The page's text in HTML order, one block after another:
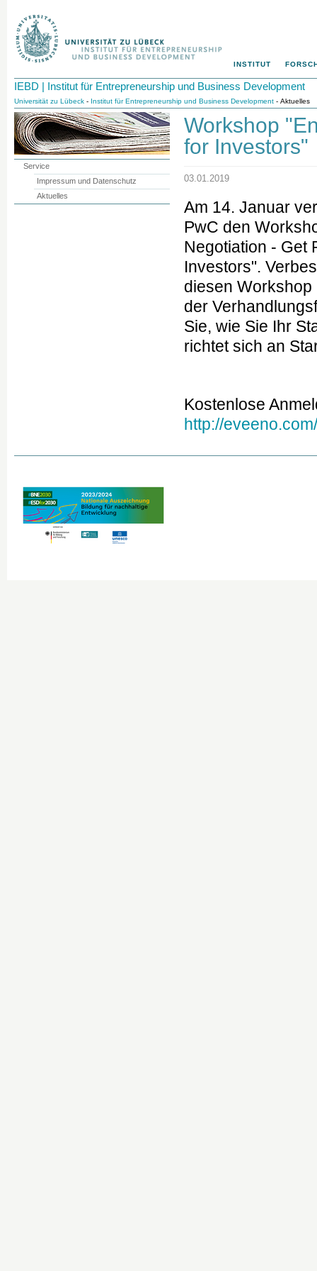
INSTITUT
IEBD | Institut für Entrepreneurship und Business Development
Universität zu Lübeck - Institut für Entrepreneurship und Business Development - Aktuelles
Workshop
for Investors"
03.01.2019
Am 14. Januar
PwC den
Negotiation - Get
Investors".
diesen
der
Sie, wie Sie Ihr
richtet sich an
Kostenlose
http://
Service
Impressum und Datenschutz
Aktuelles